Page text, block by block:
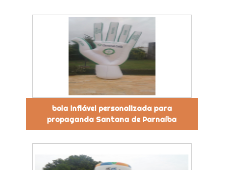
bola inflável personalizada para
propaganda Santana de Parnaíba